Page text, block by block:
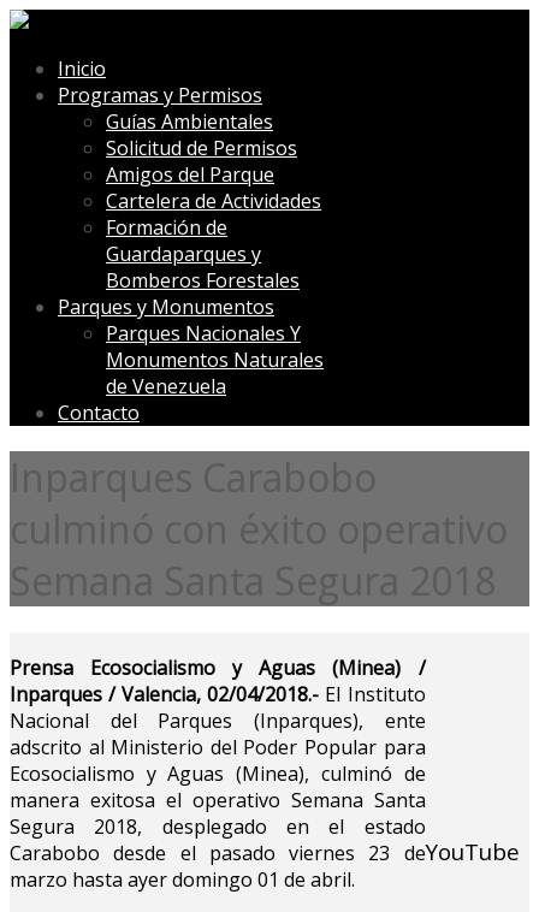
Inicio
Programas y Permisos
Guías Ambientales
Solicitud de Permisos
Amigos del Parque
Cartelera de Actividades
Formación de
Guardaparques y
Bomberos Forestales
Parques y Monumentos
Parques Nacionales Y
Monumentos Naturales
de Venezuela
Contacto
Inparques Carabobo
culminó con éxito operativo
Semana Santa Segura 2018
Prensa Ecosocialismo y Aguas (Minea) /
Inparques / Valencia, 02/04/2018.- El Instituto
Nacional del Parques (Inparques), ente
adscrito al Ministerio del Poder Popular para
Ecosocialismo y Aguas (Minea), culminó de
manera exitosa el operativo Semana Santa
Segura 2018, desplegado en el estado
Carabobo desde el pasado viernes 23 de
marzo hasta ayer domingo 01 de abril.
YouTube